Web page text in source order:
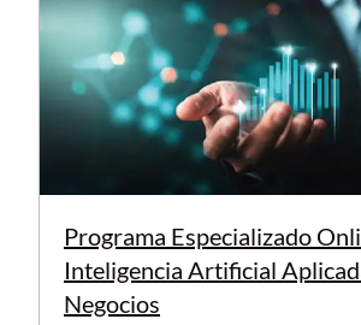
Programa Especializado
Inteligencia Artificial
Negocios